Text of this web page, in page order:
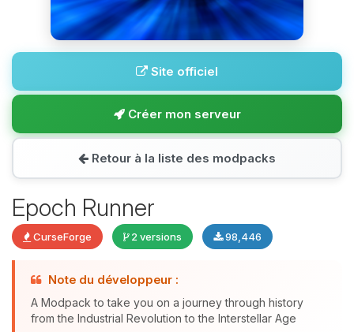
Site officiel
Créer mon serveur
Retour à la liste des modpacks
Epoch Runner
CurseForge 2 versions 98,446
Note du développeur :
A Modpack to take you on a journey through history
from the Industrial Revolution to the Interstellar Age
Youpi, enfin quelqu’un pour me
parler ! Moi c’est Choupy, ton petit
assistant BoxToPlay. Dis-moi ce dont